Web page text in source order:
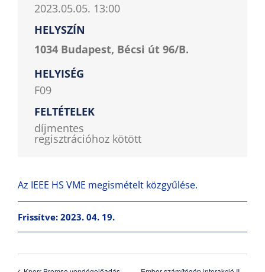
2023.05.05. 13:00
HELYSZÍN
1034 Budapest, Bécsi út 96/B.
HELYISÉG
F09
FELTÉTELEK
díjmentes
regisztrációhoz kötött
Az IEEE HS VME megismételt közgyűlése.
Frissítve: 2023. 04. 19.